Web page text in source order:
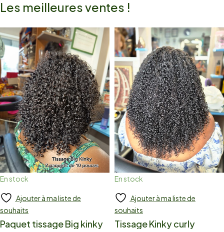
Les meilleures ventes !
En stock
Add to cart
Ajouter à ma liste de
souhaits
Paquet tissage Big kinky
En stock
Add to cart
Ajouter à ma liste de
souhaits
Tissage Kinky curly